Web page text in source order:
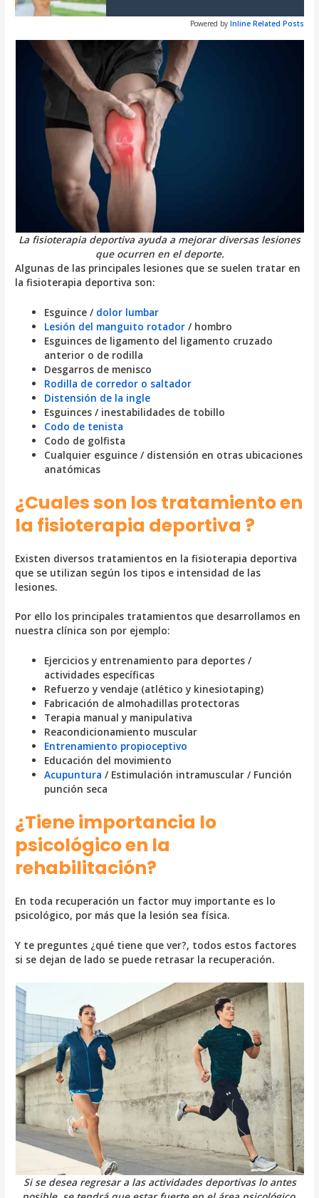
Powered by Inline Related Posts
La fisioterapia deportiva ayuda a mejorar diversas lesiones
que ocurren en el deporte.
Algunas de las principales lesiones que se suelen tratar en
la fisioterapia deportiva son:
Esguince / dolor lumbar
Lesión del manguito rotador / hombro
Esguinces de ligamento del ligamento cruzado
anterior o de rodilla
Desgarros de menisco
Rodilla de corredor o saltador
Distensión de la ingle
Esguinces / inestabilidades de tobillo
Codo de tenista
Codo de golfista
Cualquier esguince / distensión en otras ubicaciones
anatómicas
¿Cuales son los tratamiento en
la fisioterapia deportiva ?
Existen diversos tratamientos en la fisioterapia deportiva
que se utilizan según los tipos e intensidad de las
lesiones.
Por ello los principales tratamientos que desarrollamos en
nuestra clínica son por ejemplo:
Ejercicios y entrenamiento para deportes /
actividades específicas
Refuerzo y vendaje (atlético y kinesiotaping)
Fabricación de almohadillas protectoras
Terapia manual y manipulativa
Reacondicionamiento muscular
Entrenamiento propioceptivo
Educación del movimiento
Acupuntura / Estimulación intramuscular / Función
punción seca
¿Tiene importancia lo
psicológico en la
rehabilitación?
En toda recuperación un factor muy importante es lo
psicológico, por más que la lesión sea física.
Y te preguntes ¿qué tiene que ver?, todos estos factores
si se dejan de lado se puede retrasar la recuperación.
Si se desea regresar a las actividades deportivas lo antes